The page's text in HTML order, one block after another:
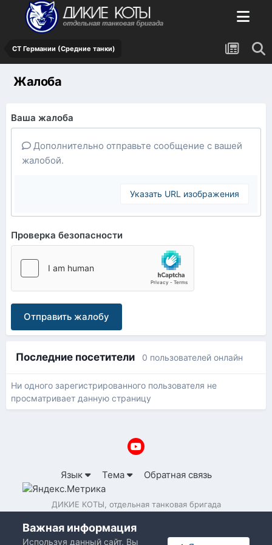
СТ Германии (Средние танки)
Жалоба
Ваша жалоба
Дополнительно отправьте сообщение с вашей
жалобой.
Указать URL изображения
Проверка безопасности
Отправить жалобу
Последние посетители 0 пользователей онлайн
Ни одного зарегистрированного пользователя не
просматривает данную страницу
Язык Тема Обратная связь
ДИКИЕ КОТЫ, отдельная танковая бригада
Важная информация
Используя данный сайт, Вы